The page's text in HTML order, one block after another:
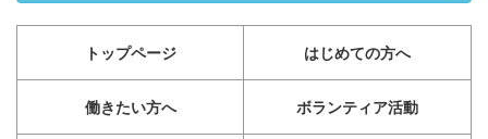
トップページ はじめての方へ
働きたい方へ ボランティア活動